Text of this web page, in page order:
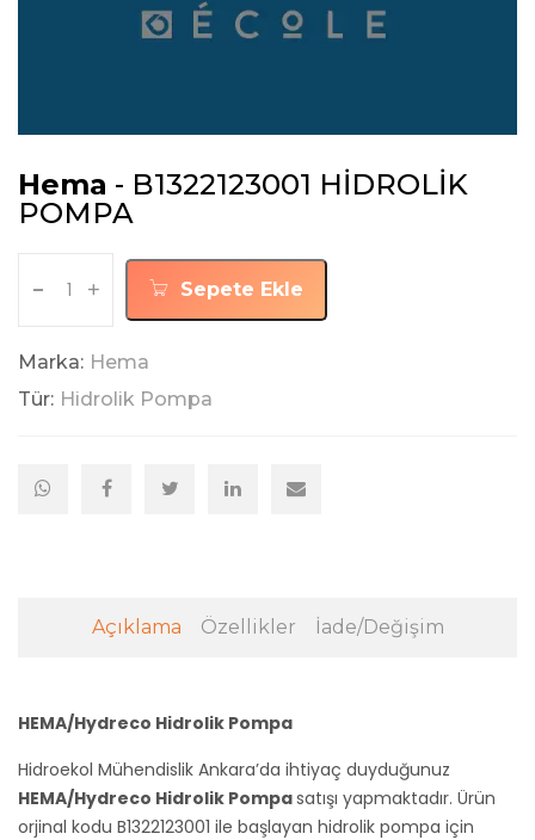
Hema - B1322123001 HİDROLİK
POMPA
- + Sepete Ekle
Marka: Hema
Tür: Hidrolik Pompa
Açıklama Özellikler İade/Değişim
HEMA/Hydreco Hidrolik Pompa
Hidroekol Mühendislik Ankara’da ihtiyaç duyduğunuz
HEMA/Hydreco Hidrolik Pompasatışı yapmaktadır. Ürün
orjinal kodu B1322123001 ile başlayan hidrolik pompa için